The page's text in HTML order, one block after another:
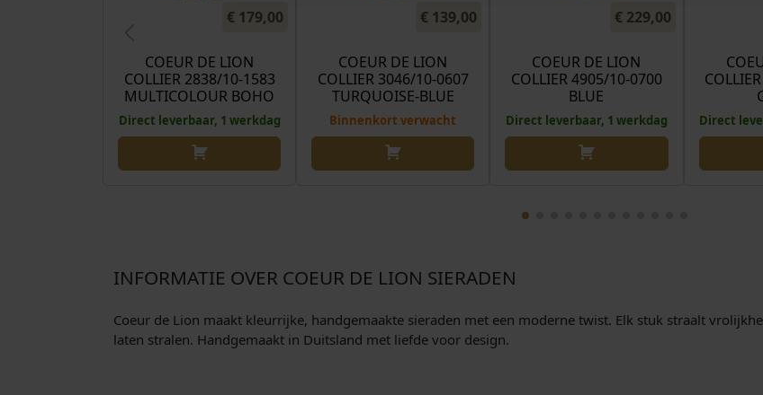
€ 179,00
COEUR DE LION
COLLIER 2838/10-1583
MULTICOLOUR BOHO
Direct leverbaar, 1 werkdag
€ 139,00
COEUR DE LION
COLLIER 3046/10-0607
TURQUOISE-BLUE
Binnenkort verwacht
€229,00
COEUR DE LION
COLLIER 4905/10-0700
BLUE
Direct leverbaar, 1 werkdag Direct
INFORMATIE OVER COEUR DE LION SIERADEN
Coeur de Lion maakt kleurrijke, handgemaakte sieraden met een moderne twist. Elk stuk straalt
laten stralen. Handgemaakt in Duitsland met liefde voor design.